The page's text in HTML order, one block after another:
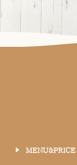
MENU&PRICE